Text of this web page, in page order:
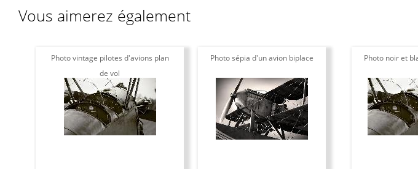
Vous aimerez également
Photo vintage pilotes d'avions plan
de vol
Photo sépia d'un avion biplace Photo noir et